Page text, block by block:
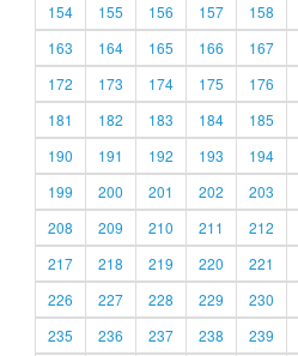
154
155 156 157 158
163
164 165 166 167
172
173 174 175 176
181
182 183 184 185
190
191 192 193 194
199
200 201 202 203
208
209 210 211 212
217
218 219 220 221
226
227 228 229 230
235
236 237 238 239